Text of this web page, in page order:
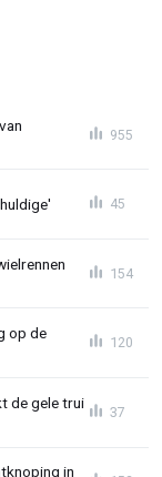
955
45
154
op de
120
de gele trui
37
in